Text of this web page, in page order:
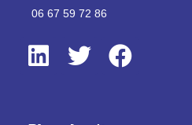
06 67 59 72 86